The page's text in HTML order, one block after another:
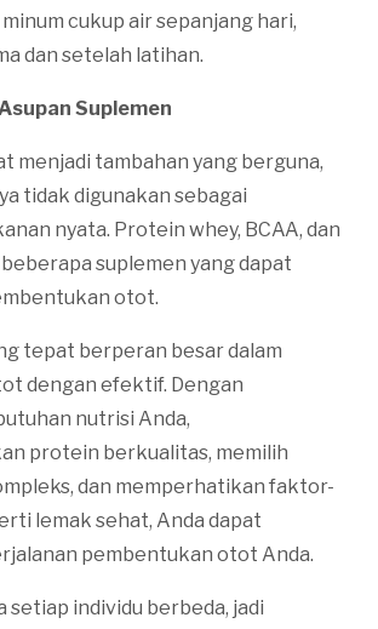
cukup air sepanjang hari,
dan setelah latihan.
Suplemen
menjadi tambahan yang berguna,
tidak digunakan sebagai
nyata. Protein whey, BCAA, dan
suplemen yang dapat
otot.
tepat berperan besar dalam
dengan efektif. Dengan
nutrisi Anda,
protein berkualitas, memilih
dan memperhatikan faktor-
lemak sehat, Anda dapat
pembentukan otot Anda.
setiap individu berbeda, jadi